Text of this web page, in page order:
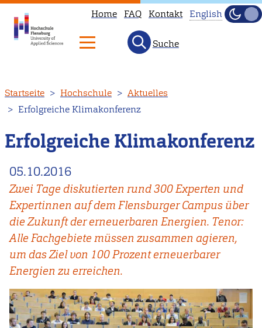
zum
Inhalt
Home FAQ Kontakt
in
English.
our
English
main
page
instead.
English
Hell
Suche
Startseite Hochschule
Aktuelles
Erfolgreiche Klimakonferenz
Erfolgreiche Klimakonferenz
05.10.2016
Zwei Tage diskutierten rund 300 Experten und
Expertinnen auf dem Flensburger Campus über
die Zukunft der erneuerbaren Energien. Tenor:
Alle Fachgebiete müssen zusammen agieren,
um das Ziel von 100 Prozent erneuerbarer
Energien zu erreichen.